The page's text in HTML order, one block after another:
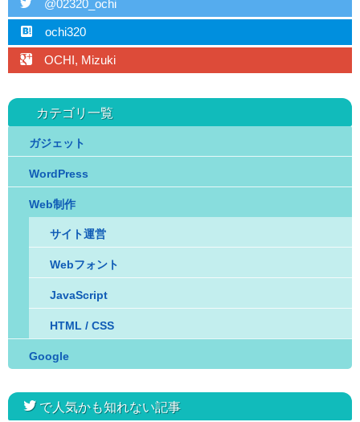
twitter @02320_ochi
hatebu ochi320
googleplus OCHI, Mizuki
カテゴリ一覧
ガジェット
WordPress
Web制作
サイト運営
Webフォント
JavaScript
HTML / CSS
Google
twitterで人気かも知れない記事